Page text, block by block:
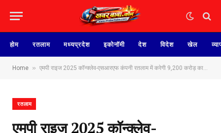
होम रतलाम मध्यप्रदेश इकोनॉमी देश विदेश खेल
Home » एमपी राइज 2025 कॉन्क्लेव-एसआरएफ‌ कंपनी रतलाम में करेगी 9,200 करोड़ का निवेश, कुल 30,402 करोड़ रूपये के निवेश प्रस्ताव ,35 हजार से अधिक लोगों को मिलेगा रोजगार… सीएम ने की घोषणा-बजंली हवाई पट्टी का होगा विस्तार, श्री कालिका माता मंदिर परिसर के विकास के लिये सैटेलाइट टाउन बनेगा
रतलाम
एमपी राइज 2025 कॉन्क्लेव-